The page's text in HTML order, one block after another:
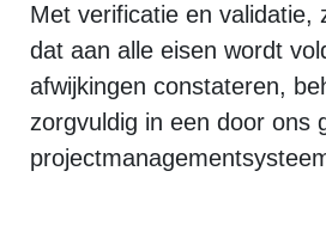
Met verificatie en validatie,
dat aan alle eisen wordt
afwijkingen constateren,
zorgvuldig in een door ons